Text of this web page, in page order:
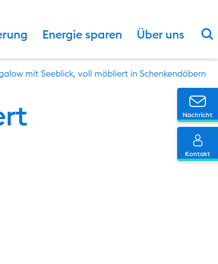
Energie sparen Über uns
mit Seeblick, voll möbliert in Schenkendöbern
Nachricht
Kontakt